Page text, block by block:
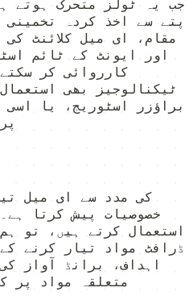
جب یہ ٹولز متحرک ہوتے
مقام، ای میل کلائنٹ
اور ایونٹ کے ٹائم
کارروائی کر
ٹیکنالوجیز بھی
براؤزر اسٹوریج، یا
خصوصیات پیش کرتا
استعمال کرتے ہیں، تو
ڈرافٹ مواد تیار کرنے
اہداف، برانڈ آواز
متعلقہ مواد پر